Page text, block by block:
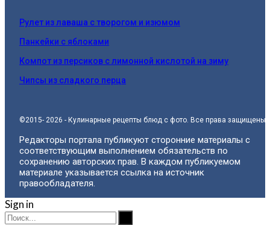
Рулет из лаваша с творогом и изюмом
Панкейки с яблоками
Компот из персиков с лимонной кислотой на зиму
Чипсы из сладкого перца
©2015- 2026 - Кулинарные рецепты блюд с фото. Все права защищены.
Редакторы портала публикуют сторонние материалы с
соответствующим выполнением обязательств по
сохранению авторских прав. В каждом публикуемом
материале указывается ссылка на источник
правообладателя.
Sign in